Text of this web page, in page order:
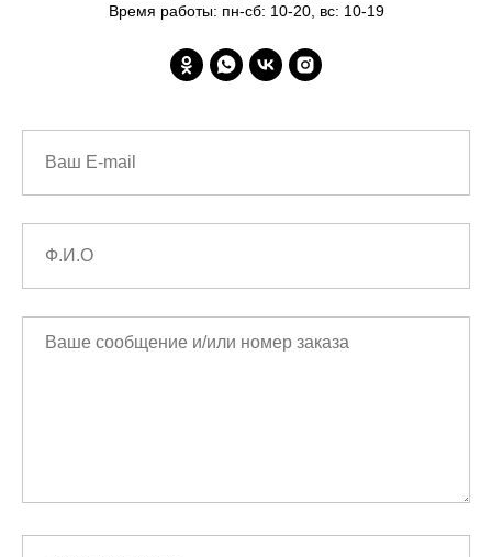
Время работы: пн-сб: 10-20, вс: 10-19